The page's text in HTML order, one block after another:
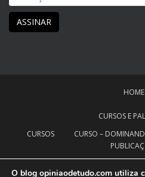
de
email
ASSINAR
HOME
CURSOS E
CURSOS
CURSO –
O blog opiniaodetudo.com utiliza